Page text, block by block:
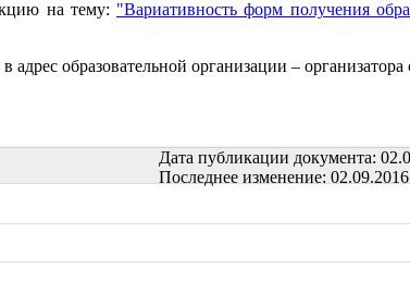
на тему: "Вариативность форм получения
образовательной организации – организатора
Дата публикации документа:
Последнее изменение: